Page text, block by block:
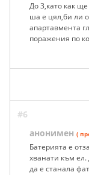
До 3,като как
ша е цял,би ли
апартавмента
поражения по
#6
анонимен (
Батерията е
хванати към ел.
да е станала